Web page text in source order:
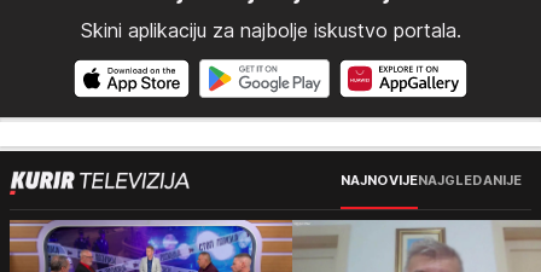
Skini aplikaciju za najbolje iskustvo portala.
NAJNOVIJENAJGLEDANIJE